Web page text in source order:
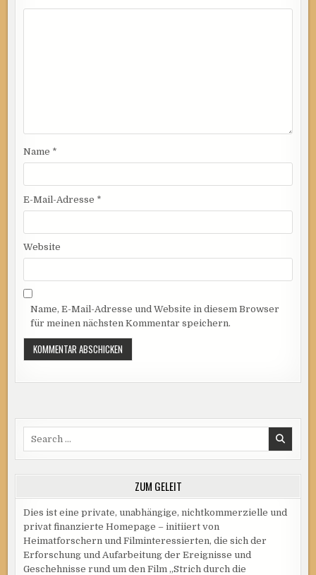
Name *
E-Mail-Adresse *
Website
Name, E-Mail-Adresse und Website in diesem Browser
für meinen nächsten Kommentar speichern.
ZUM GELEIT
Dies ist eine private, unabhängige, nichtkommerzielle und
privat finanzierte Homepage – initiiert von
Heimatforschern und Filminteressierten, die sich der
Erforschung und Aufarbeitung der Ereignisse und
Geschehnisse rund um den Film „Strich durch die